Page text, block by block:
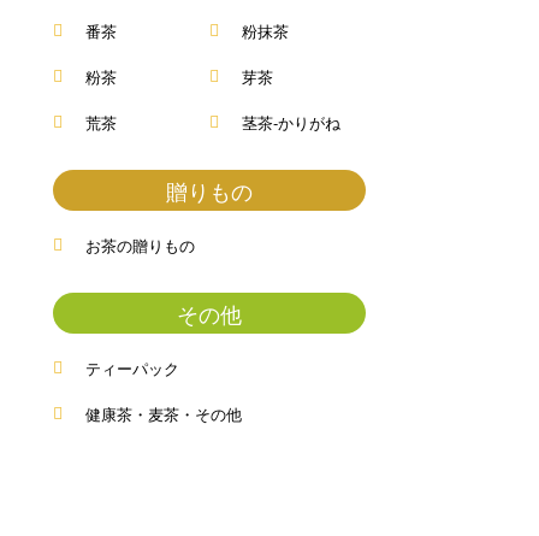
番茶
粉茶
荒茶
粉抹茶
芽茶
茎茶-かりがね
贈りもの
お茶の贈りもの
その他
ティーパック
健康茶・麦茶・その他